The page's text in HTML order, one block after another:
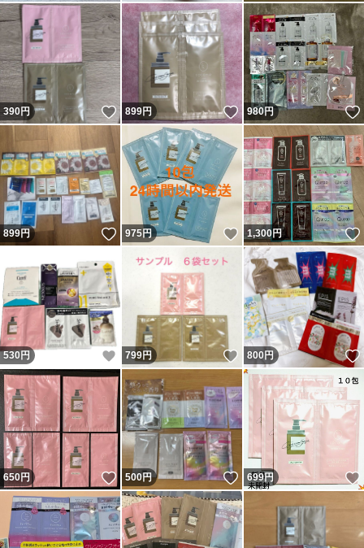
390円 いいね！
899円 いいね！
980円
899円 いいね！
975円 いいね！
1,300円
530 円 いいね！
799円 いいね！
800円
650円 いいね！
500円 いいね！
699円